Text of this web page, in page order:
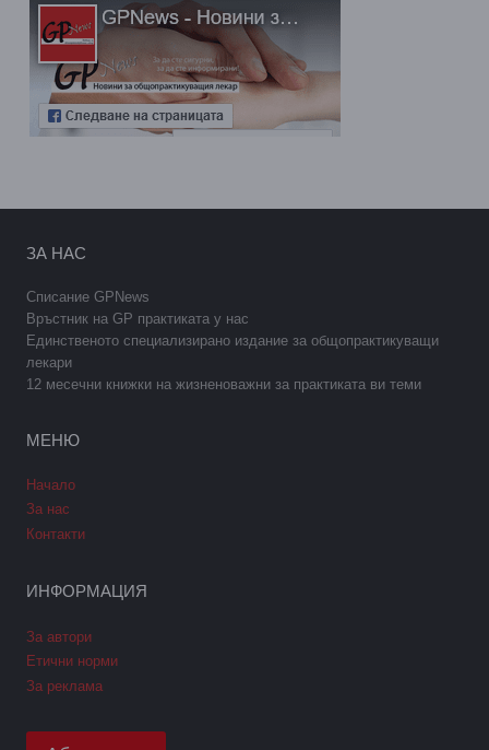
ЗА НАС
Списание GPNews
Връстник на GP практиката у нас
Единственото специализирано издание за общопрактикуващи
лекари
12 месечни книжки на жизненоважни за практиката ви теми
МЕНЮ
Начало
За нас
Контакти
ИНФОРМАЦИЯ
За автори
Етични норми
За реклама